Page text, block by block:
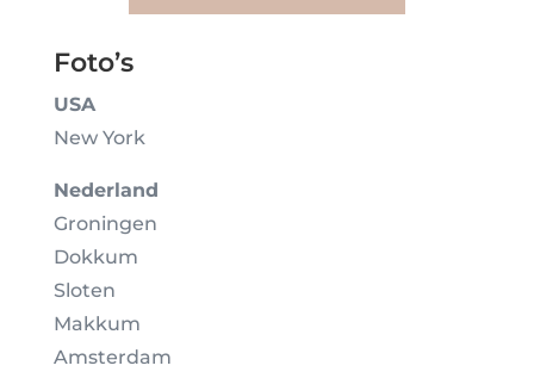
Foto’s
USA
New York
Nederland
Groningen
Dokkum
Sloten
Makkum
Amsterdam